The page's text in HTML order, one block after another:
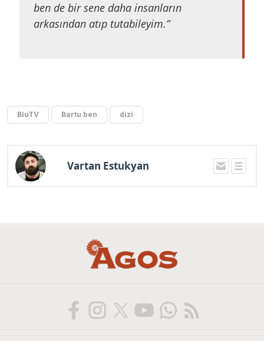
ben de bir sene daha insanların
arkasından atıp tutabileyim.”
BluTV Bartu ben dizi
Vartan Estukyan